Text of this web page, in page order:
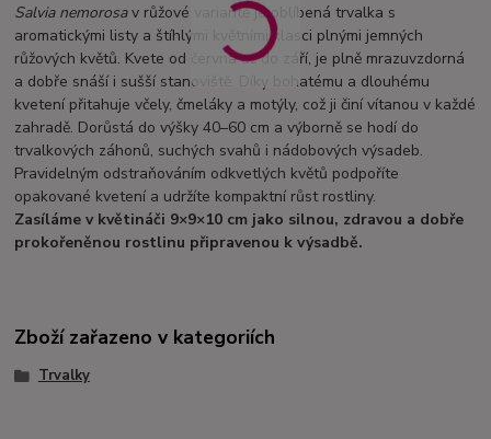
Salvia nemorosav růžové variantě je oblíbená trvalka s
aromatickými listy a štíhlými květními klasci plnými jemných
růžových květů. Kvete od června až do září, je plně mrazuvzdorná
a dobře snáší i sušší stanoviště. Díky bohatému a dlouhému
kvetení přitahuje včely, čmeláky a motýly, což ji činí vítanou v každé
zahradě. Dorůstá do výšky 40–60 cm a výborně se hodí do
trvalkových záhonů, suchých svahů i nádobových výsadeb.
Pravidelným odstraňováním odkvetlých květů podpoříte
opakované kvetení a udržíte kompaktní růst rostliny.
Zasíláme v květináči 9×9×10 cm jako silnou, zdravou a dobře
prokořeněnou rostlinu připravenou k výsadbě.
Zboží zařazeno v kategoriích
Trvalky